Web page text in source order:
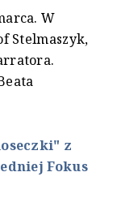
W
Stelmaszyk,
z
Fokus